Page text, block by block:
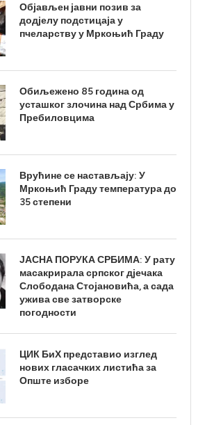
Објављен јавни позив за
додјелу подстицаја у
пчеларству у Мркоњић Граду
Обиљежено 85 година од
усташког злочина над Србима у
Пребиловцима
Врућине се настављају: У
Мркоњић Граду температура до
35 степени
ЈАСНА ПОРУКА СРБИМА: У рату
масакрирала српског дјечака
Слободана Стојановића, а сада
ужива све затворске
погодности
ЦИК БиХ представио изглед
нових гласачких листића за
Опште изборе